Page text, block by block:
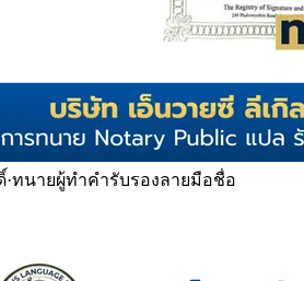
·ทนายผู้ทำคำรับรองลายมือชื่อ